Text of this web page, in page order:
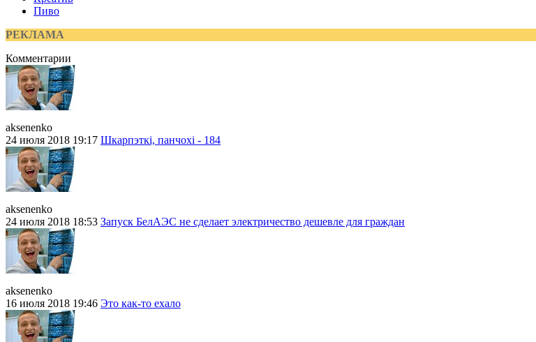
Пиво
РЕКЛАМА
Комментарии
aksenenko
24 июля 2018 19:17 Шкарпэткі, панчохі - 184
aksenenko
24 июля 2018 18:53 Запуск БелАЭС не сделает электричество дешевле для граждан
aksenenko
16 июля 2018 19:46 Это как-то ехало